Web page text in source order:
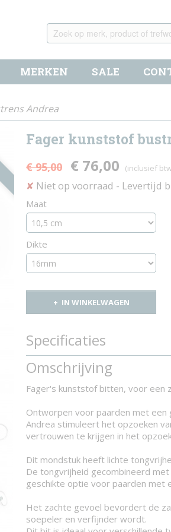
MERKEN SALE
Andrea
Fager kunststof
€ 95,00 € 76,00 (inclusief
✘ Niet op voorraad - Levertijd
Maat
Dikte
IN WINKELWAGEN
Specificaties
Productcode
Omschrijving
Fager's kunststof bitten, voor een
Ontworpen voor paarden met een
Andrea stimuleert het opzoeken
vertrouwen te krijgen in het
Dit mondstuk heeft lichte
De tongvrijheid gecombineerd
geschikte optie voor paarden met
Het zachte gevoel bevordert de
soepeler en verfijnder wordt.